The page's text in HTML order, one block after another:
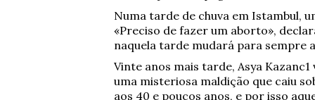
Numa tarde de chuva em Istambul,
«Preciso de fazer um aborto»,
naquela tarde mudará para sempre
Vinte anos mais tarde, Asya
uma misteriosa maldição que caiu
aos 40 e poucos anos, e por isso